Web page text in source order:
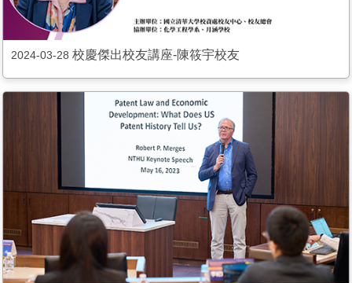
2024-03-28校慶傑出校友講座-陳筱宇校友